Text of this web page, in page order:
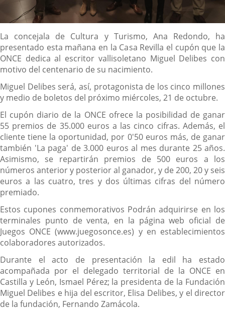
Descripción
La concejala de Cultura y Turismo, Ana Redondo, ha
presentado esta mañana en la Casa Revilla el cupón que la
ONCE dedica al escritor vallisoletano Miguel Delibes con
motivo del centenario de su nacimiento.
Miguel Delibes será, así, protagonista de los cinco millones
y medio de boletos del próximo miércoles, 21 de octubre.
El cupón diario de la ONCE ofrece la posibilidad de ganar
55 premios de 35.000 euros a las cinco cifras. Además, el
cliente tiene la oportunidad, por 0'50 euros más, de ganar
también 'La paga' de 3.000 euros al mes durante 25 años.
Asimismo, se repartirán premios de 500 euros a los
números anterior y posterior al ganador, y de 200, 20 y seis
euros a las cuatro, tres y dos últimas cifras del número
premiado.
Estos cupones conmemorativos Podrán adquirirse en los
terminales punto de venta, en la página web oficial de
Juegos ONCE (www.juegosonce.es) y en establecimientos
colaboradores autorizados.
Durante el acto de presentación la edil ha estado
acompañada por el delegado territorial de la ONCE en
Castilla y León, Ismael Pérez; la presidenta de la Fundación
Miguel Delibes e hija del escritor, Elisa Delibes, y el director
de la fundación, Fernando Zamácola.